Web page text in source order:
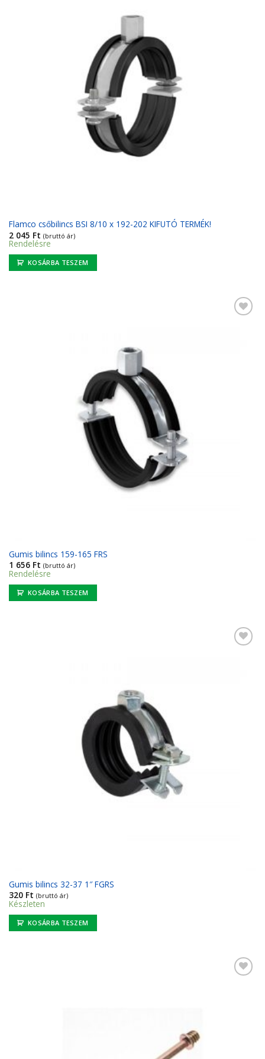
Flamco csőbilincs BSI 8/10 x 192-202 KIFUTÓ TERMÉK!
2 045 Ft (bruttó ár)
Rendelésre
KOSÁRBA TESZEM
Gumis bilincs 159-165 FRS
1 656 Ft (bruttó ár)
Rendelésre
KOSÁRBA TESZEM
Gumis bilincs 32-37 1″ FGRS
320 Ft (bruttó ár)
Készleten
KOSÁRBA TESZEM